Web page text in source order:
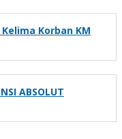
Korban KM
ABSOLUT